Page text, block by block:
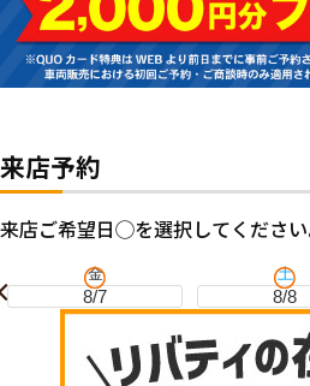
来店予約
来店ご希望日◯を選択してください
金
8/7
土
8/8